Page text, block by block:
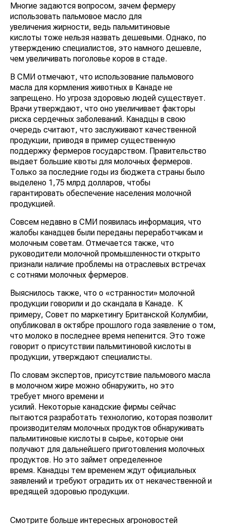
Многие задаются вопросом, зачем фермеру
использовать пальмовое масло для
увеличения жирности, ведь пальмитиновые
кислоты тоже нельзя назвать дешевыми. Однако, по
утверждению специалистов, это намного дешевле,
чем увеличивать поголовье коров в стаде.
В СМИ отмечают, что использование пальмового
масла для кормления животных в Канаде не
запрещено. Но угроза здоровью людей существует.
Врачи утверждают, что оно увеличивает факторы
риска сердечных заболеваний. Канадцы в свою
очередь считают, что заслуживают качественной
продукции, приводя в пример существенную
поддержку фермеров государством. Правительство
выдает большие квоты для молочных фермеров.
Только за последние годы из бюджета страны было
выделено 1,75 млрд долларов, чтобы
гарантировать обеспечение населения молочной
продукцией.
Совсем недавно в СМИ появилась информация, что
жалобы канадцев были переданы переработчикам и
молочным советам. Отмечается также, что
руководители молочной промышленности открыто
признали наличие проблемы на отраслевых встречах
с сотнями молочных фермеров.
Выяснилось также, что о «странности» молочной
продукции говорили и до скандала в Канаде. К
примеру, Совет по маркетингу Британской Колумбии,
опубликовал в октябре прошлого года заявление о том,
что молоко в последнее время непенится. Это тоже
говорит о присутствии пальмитиновой кислоты в
продукции, утверждают специалисты.
По словам экспертов, присутствие пальмового масла
в молочном жире можно обнаружить, но это
требует много времени и
усилий. Некоторые канадские фирмы сейчас
пытаются разработать технологию, которая позволит
производителям молочных продуктов обнаруживать
пальмитиновые кислоты в сырье, которые они
получают для дальнейшего приготовления молочных
продуктов. Но это займет определенное
время. Канадцы тем временем ждут официальных
заявлений и требуют оградить их от некачественной и
вредящей здоровью продукции.
Смотрите больше интересных агроновостей